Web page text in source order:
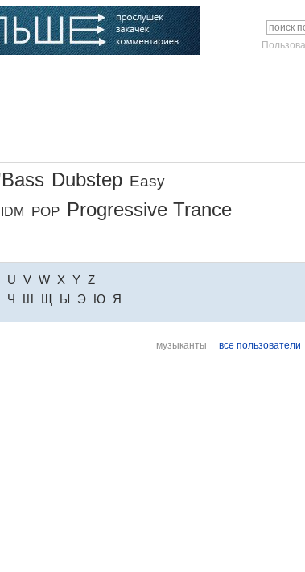
Dubstep Easy
IDM POP Progressive Trance
U V W X Y Z
Ч Ш Щ Ы Э Ю Я
все пользователи
музыканты